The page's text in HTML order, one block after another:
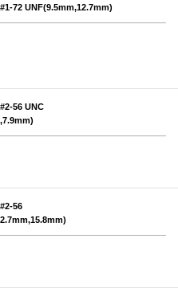
72 UNF(9.5mm,12.7mm)
56 UNC
56